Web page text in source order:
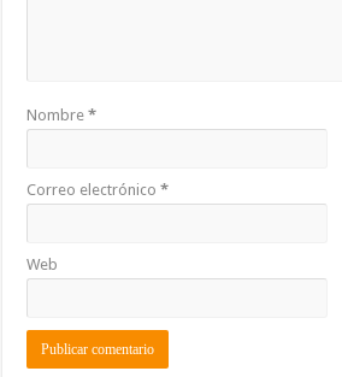
Nombre*
Correo electrónico*
Web